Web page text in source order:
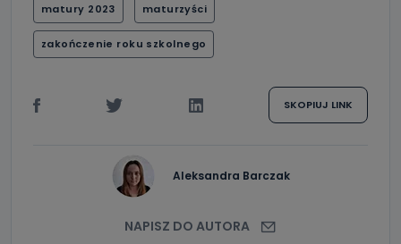
matury 2023 maturzyści
zakończenie roku szkolnego
SKOPIUJ LINK
Aleksandra Barczak
NAPISZ DO AUTORA